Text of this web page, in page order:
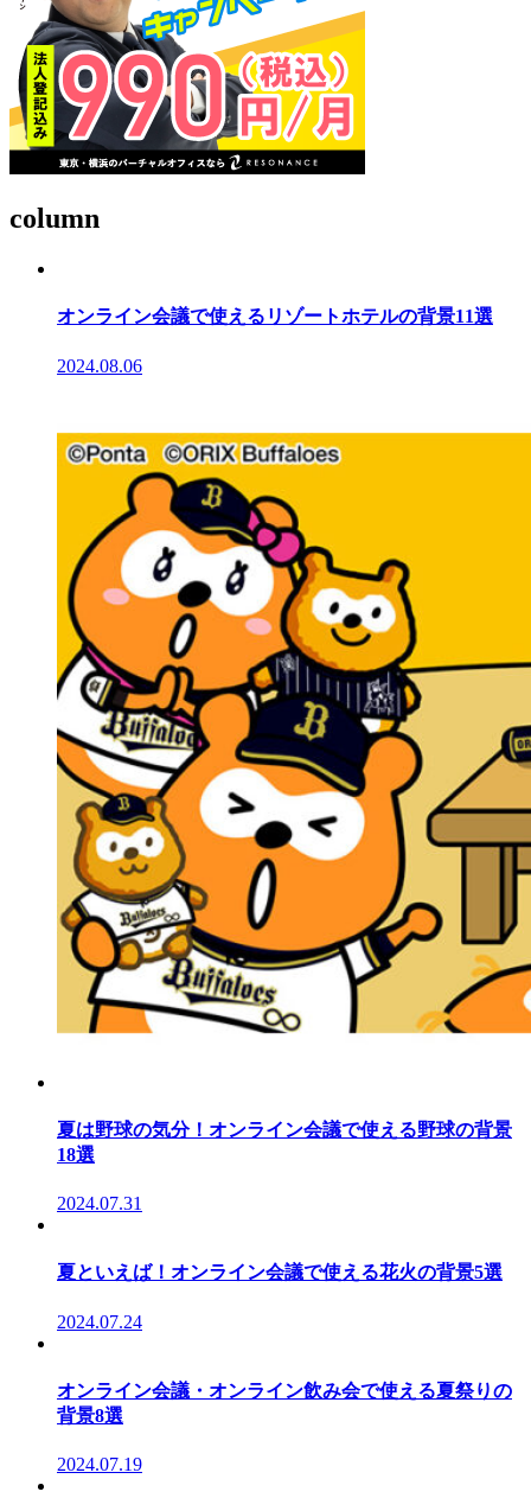
column
オンライン会議で使えるリゾートホテルの背景11選
2024.08.06
夏は野球の気分！オンライン会議で使える野球の背景
18選
2024.07.31
夏といえば！オンライン会議で使える花火の背景5選
2024.07.24
オンライン会議・オンライン飲み会で使える夏祭りの
背景8選
2024.07.19